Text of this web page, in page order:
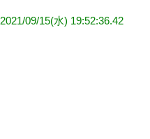
2021/09/15(水) 19:52:36.42